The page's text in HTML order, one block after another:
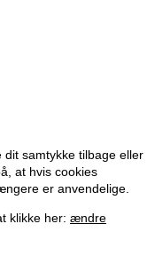
samtykke tilbage eller
at hvis cookies
er anvendelige.
klikke her: ændre